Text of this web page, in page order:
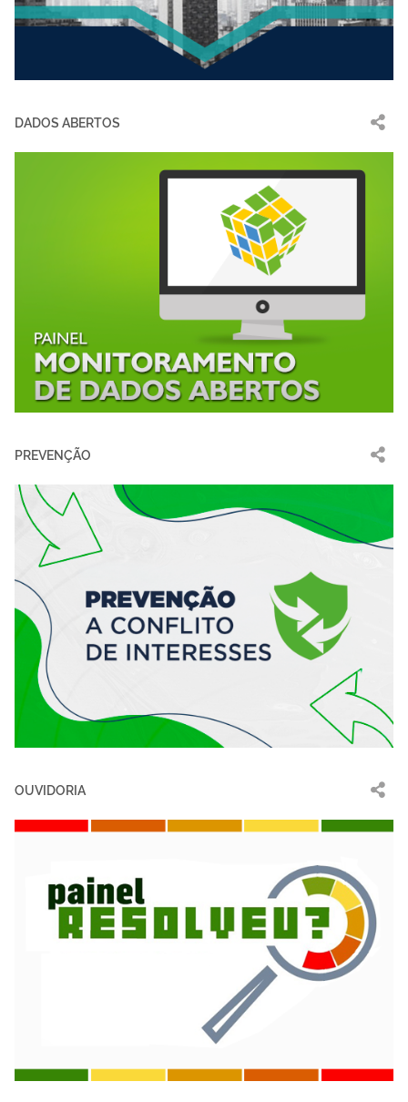
DADOS ABERTOS
PREVENÇÃO
OUVIDORIA